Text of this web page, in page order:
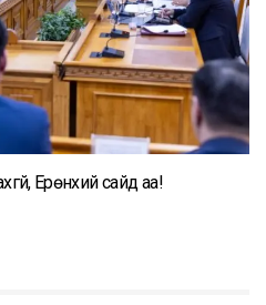
Ерөнхий сайд аа!